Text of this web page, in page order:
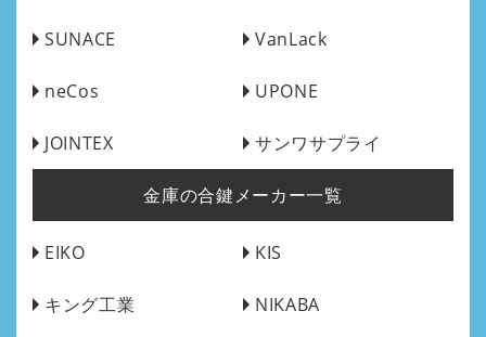
SUNACE VanLack
neCos UPONE
JOINTEX サンワサプライ
金庫の合鍵メーカー一覧
EIKO KIS
キング工業 NIKABA